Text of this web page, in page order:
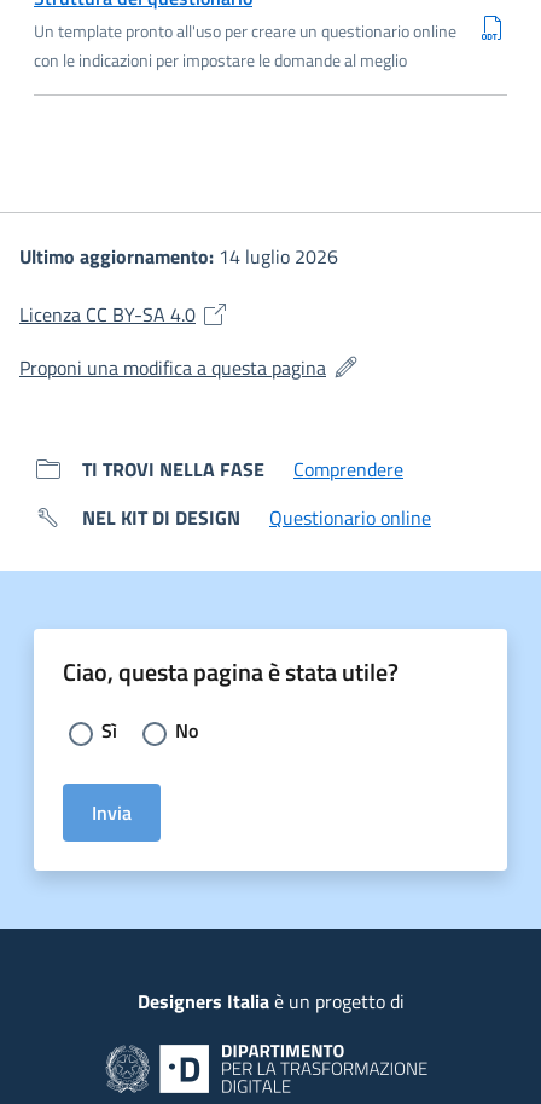
Un template pronto all'uso per creare un questionario online
con le indicazioni per impostare le domande al meglio
Ultimo aggiornamento: 14 luglio 2026
Licenza CC BY-SA 4.0(si apre in una nuova finestra)
Proponi una modifica a questa pagina (si apre in una nuova
TI TROVI NELLA FASE
Comprendere
NEL KIT DI DESIGN
Questionario online
Ciao, questa pagina è stata utile?
Scegli la risposta:
Sì No
Invia
Designers Italiaè un progetto di